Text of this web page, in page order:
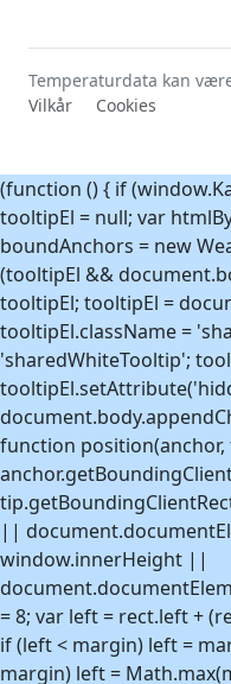
Temperaturdata kan
Vilkår
Cookies
(function () { if
tooltipEl = null; var
boundAnchors = new
(tooltipEl &&
tooltipEl; tooltipEl =
tooltipEl.className =
'sharedWhiteTooltip';
function position(anchor,
||
window.innerHeight ||
= 8; var left = rect.left +
if (left < margin) left =
margin) left =